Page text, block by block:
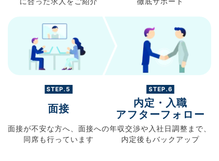
STEP.5
面接
面接が不安な方へ、 面接への
同席も行っています
STEP.6
内定・入職
アフターフォロー
年収交渉や 入社日調整まで、
内定後もバックアップ